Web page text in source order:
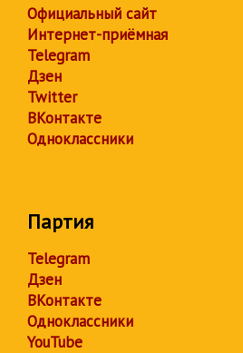
Официальный сайт
Интернет-приёмная
Telegram
Дзен
Twitter
ВКонтакте
Одноклассники
Партия
Telegram
Дзен
ВКонтакте
Одноклассники
YouTube